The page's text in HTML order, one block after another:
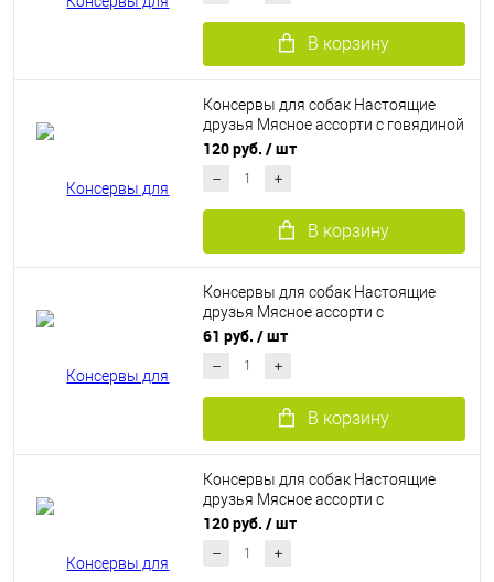
В корзину
Консервы для собак Настоящие
друзья Мясное ассорти с говядиной
340 г
120 руб. / шт
В корзину
Консервы для собак Настоящие
друзья Мясное ассорти с
бараниной 135 г
61 руб. / шт
В корзину
Консервы для собак Настоящие
друзья Мясное ассорти с
бараниной 340 г
120 руб. / шт